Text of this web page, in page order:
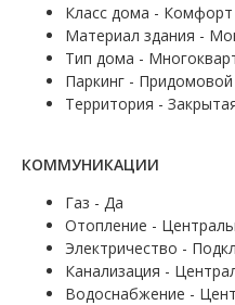
Класс дома - Комфорт
Материал здания -
Тип дома -
Паркинг - Придомовой
Территория -
КОММУНИКАЦИИ
Газ - Да
Отопление -
Электричество -
Канализация -
Водоснабжение -